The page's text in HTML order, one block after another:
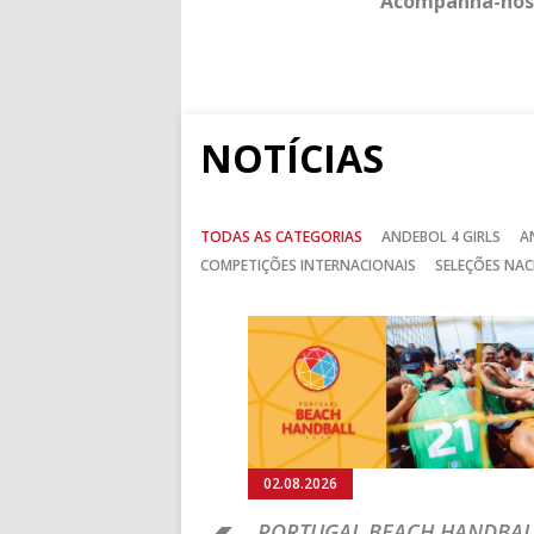
NOTÍCIAS
TODAS AS CATEGORIAS ANDEBOL 4 GIRLS
COMPETIÇÕES INTERNACIONAIS
SELEÇÕES
02.08.2026
Anterior